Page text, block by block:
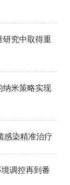
研究中取得重
纳米策略实现
感染精准治疗
调控再到番